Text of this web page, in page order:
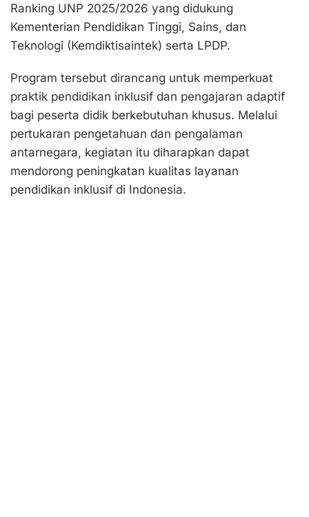
Ranking UNP 2025/2026 yang didukung
Kementerian Pendidikan Tinggi, Sains, dan
Teknologi (Kemdiktisaintek) serta LPDP.
Program tersebut dirancang untuk memperkuat
praktik pendidikan inklusif dan pengajaran adaptif
bagi peserta didik berkebutuhan khusus. Melalui
pertukaran pengetahuan dan pengalaman
antarnegara, kegiatan itu diharapkan dapat
mendorong peningkatan kualitas layanan
pendidikan inklusif di Indonesia.